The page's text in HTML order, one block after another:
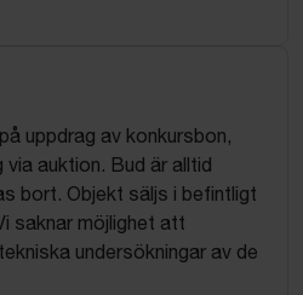
uppdrag av konkursbon,
auktion. Bud är alltid
bort. Objekt säljs i befintligt
saknar möjlighet att
undersökningar av de